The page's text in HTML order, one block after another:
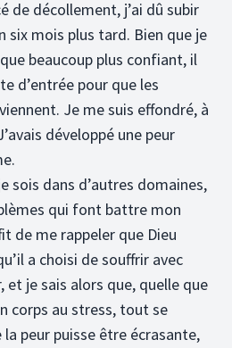
de décollement, j’ai dû subir
six mois plus tard. Bien que je
beaucoup plus confiant, il
d’entrée pour que les
Je me suis effondré, à
développé une peur
sois dans d’autres domaines,
qui font battre mon
de me rappeler que Dieu
a choisi de souffrir avec
je sais alors que, quelle que
corps au stress, tout se
la peur puisse être écrasante,